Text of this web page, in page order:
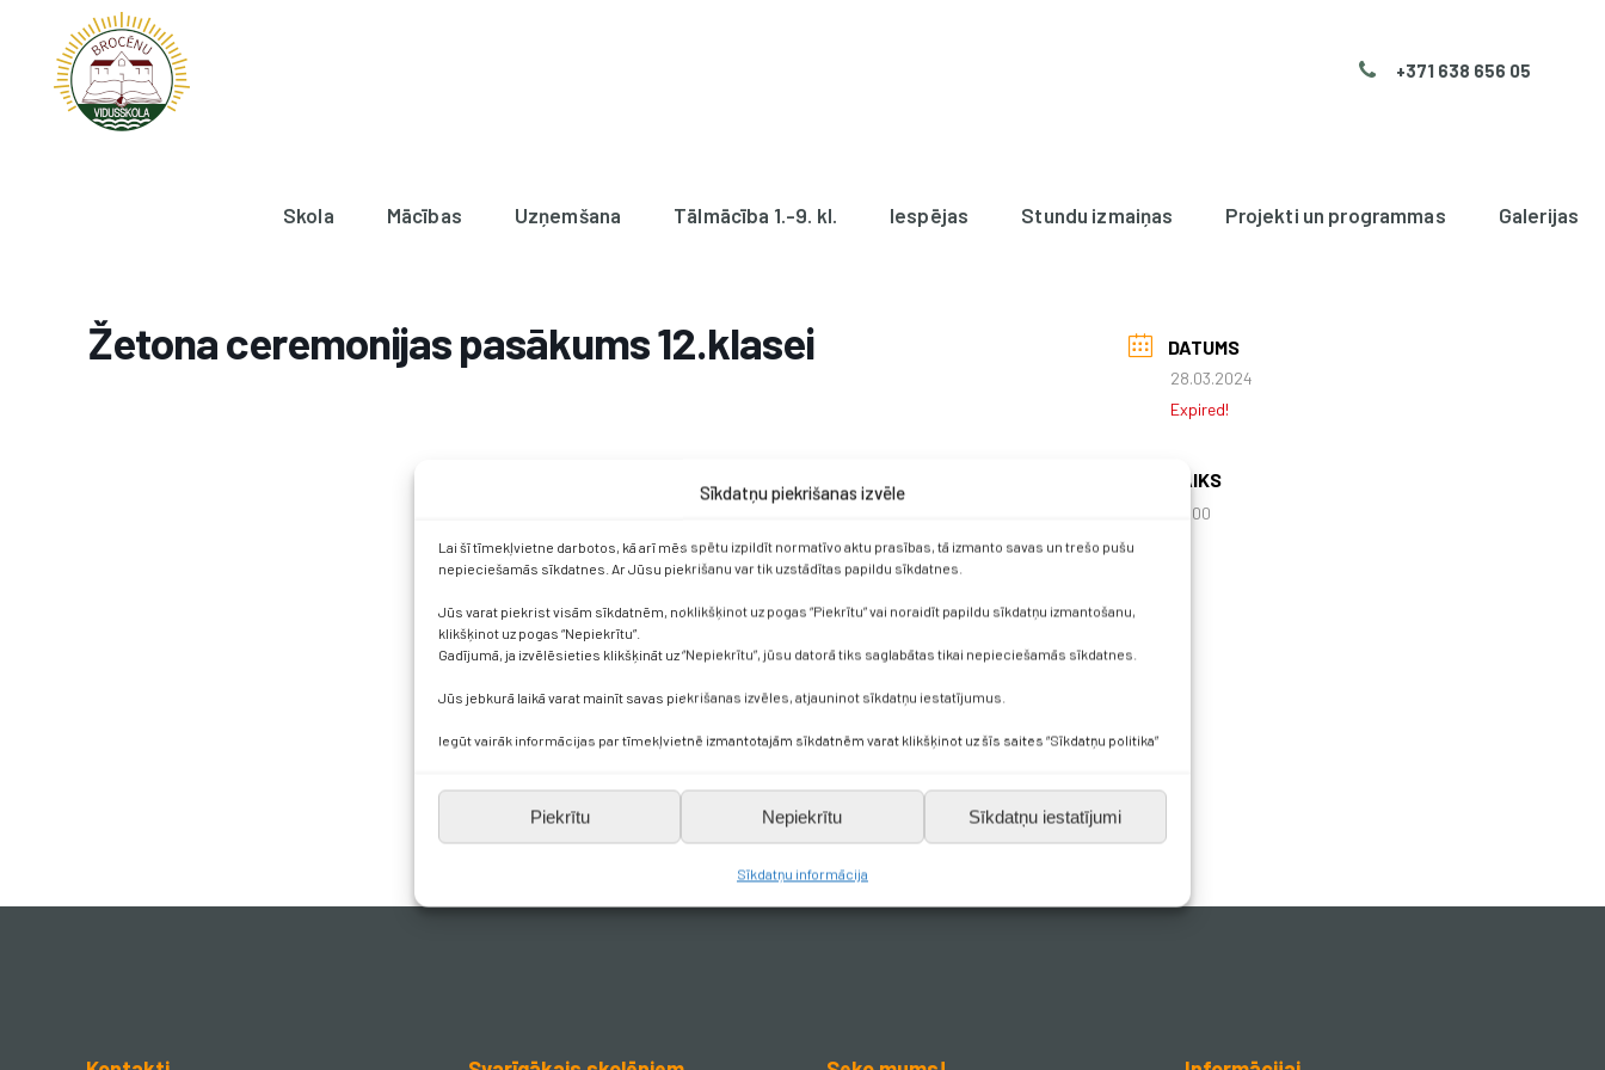
Sīkdatņu piekrišanas izvēle
Lai šī tīmekļvietne darbotos, kā arī mēs spētu izpildīt normatīvo aktu prasības, tā izmanto savas un trešo pušu
nepieciešamās sīkdatnes. Ar Jūsu piekrišanu var tik uzstādītas papildu sīkdatnes.
Jūs varat piekrist visām sīkdatnēm, noklikšķinot uz pogas “Piekrītu” vai noraidīt papildu sīkdatņu izmantošanu,
klikšķinot uz pogas “Nepiekrītu”.
Gadījumā, ja izvēlēsieties klikšķināt uz “Nepiekrītu”, jūsu datorā tiks saglabātas tikai nepieciešamās sīkdatnes.
Jūs jebkurā laikā varat mainīt savas piekrišanas izvēles, atjauninot sīkdatņu iestatījumus.
Iegūt vairāk informācijas par tīmekļvietnē izmantotajām sīkdatnēm varat klikšķinot uz šīs saites “Sīkdatņu politika”
Piekrītu Nepiekrītu Sīkdatņu iestatījumi
Sīkdatņu informācija
+371 638 656 05
Skola Mācības Uzņemšana Tālmācība 1.-9. kl. Iespējas Stundu izmaiņas Projekti un programmas Galerijas
Žetona ceremonijas pasākums 12.klasei DATUMS
28.03.2024
Expired!
LAIKS
18:00